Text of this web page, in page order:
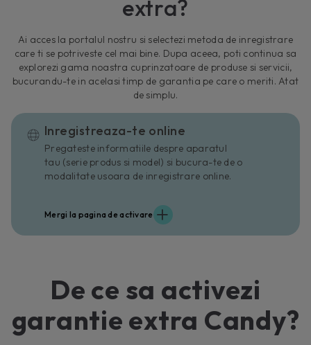
extra?
Ai acces la portalul nostru si selectezi metoda de inregistrare
care ti se potriveste cel mai bine. Dupa aceea, poti continua sa
explorezi gama noastra cuprinzatoare de produse si servicii,
bucurandu-te in acelasi timp de garantia pe care o meriti. Atat
de simplu.
Inregistreaza-te online
Pregateste informatiile despre aparatul
tau (serie produs si model) si bucura-te de o
modalitate usoara de inregistrare online.
Mergi la pagina de activare
De ce sa activezi
garantie extra Candy?